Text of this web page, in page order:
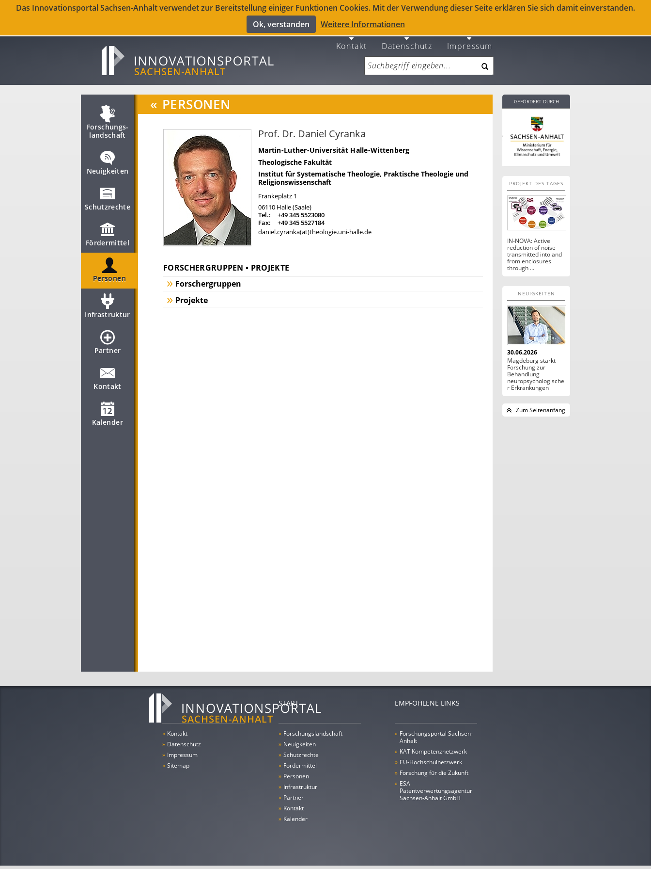
Das Innovationsportal Sachsen-Anhalt verwendet zur Bereitstellung einiger Funktionen Cookies. Mit der Verwendung dieser Seite erklären Sie sich damit einverstanden.
Ok, verstanden
Weitere Informationen
Kontakt Datenschutz Impressum
Forschungs­
landschaft
Neuigkeiten
Schutzrechte
Fördermittel
Personen
Infrastruktur
Partner
Kontakt
Kalender
« PERSONEN
Prof. Dr. Daniel Cyranka
Martin-Luther-Universität Halle-Wittenberg
Theologische Fakultät
Institut für Systematische Theologie, Praktische Theologie und
Religionswissenschaft
Frankeplatz 1
06110 Halle (Saale)
Tel.:
+49 345 5523080
Fax:
+49 345 5527184
daniel.cyranka(at)theologie.uni-halle.de
FORSCHERGRUPPEN • PROJEKTE
Forschergruppen
Projekte
GEFÖRDERT DURCH
PROJEKT DES TAGES
IN-NOVA: Active
reduction of noise
transmitted into and
from enclosures
through ...
NEUIGKEITEN
30.06.2026
Magdeburg stärkt
Forschung zur
Behandlung
neuropsychologische
r Erkrankungen
Zum Seitenanfang
» Kontakt
» Datenschutz
» Impressum
» Sitemap
START
» Forschungs­landschaft
» Neuigkeiten
» Schutzrechte
» Fördermittel
» Personen
» Infrastruktur
» Partner
» Kontakt
» Kalender
EMPFOHLENE LINKS
» Forschungsportal Sachsen-
Anhalt
» KAT Kompetenznetzwerk
» EU-Hochschulnetzwerk
» Forschung für die Zukunft
» ESA
Patentverwertungsagentur
Sachsen-Anhalt GmbH